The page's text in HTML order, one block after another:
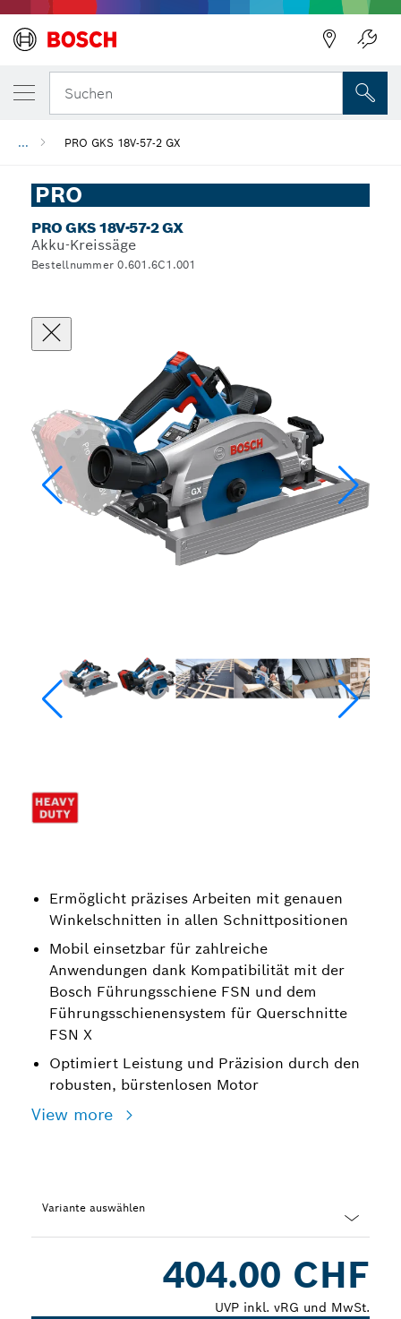
Suchen
... PRO GKS 18V-57-2 GX
PRO
PRO GKS 18V-57-2 GX
Akku-Kreissäge
Bestellnummer 0.601.6C1.001
Ermöglicht präzises Arbeiten mit genauen
Winkelschnitten in allen Schnittpositionen
Mobil einsetzbar für zahlreiche
Anwendungen dank Kompatibilität mit der
Bosch Führungsschiene FSN und dem
Führungsschienensystem für Querschnitte
FSN X
Optimiert Leistung und Präzision durch den
robusten, bürstenlosen Motor
View more
Variante auswählen
404.00 CHF
UVP inkl. vRG und MwSt.